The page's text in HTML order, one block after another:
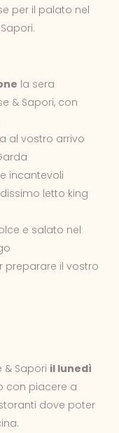
per il palato nel
la sera
& Sapori, con
al vostro arrivo
incantevoli
letto king
e salato nel
preparare il vostro
& Sapori il lunedì
con piacere a
dove poter